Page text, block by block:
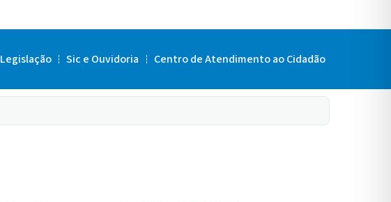
Legislação Sic e Ouvidoria Centro de Atendimento ao Cidadão